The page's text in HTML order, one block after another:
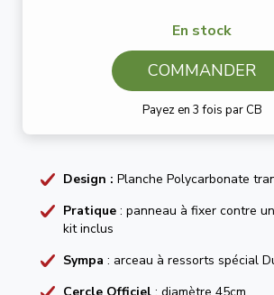
En stock
COMMANDER
Payez en 3 fois par CB
Design : Planche Polycarbonate
Pratique : panneau à fixer contre
kit inclus
Sympa : arceau à ressorts spécial